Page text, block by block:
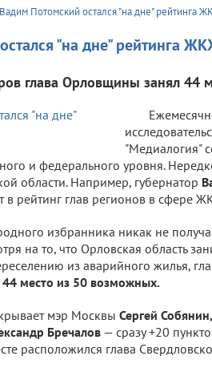
Вадим Потомский остался "на дне" рейтинга
"на дне" рейтинга
глава Орловщины занял 44
"Медиалогия"
и федерального уровня.
области. Например, губернатор
в рейтинг глав регионов в сфере
избранника никак не
на то, что Орловская область
из аварийного жилья,
44 место из 50 возможных.
мэр Москвы Сергей Собянин,
Бречалов — сразу +20
расположился глава